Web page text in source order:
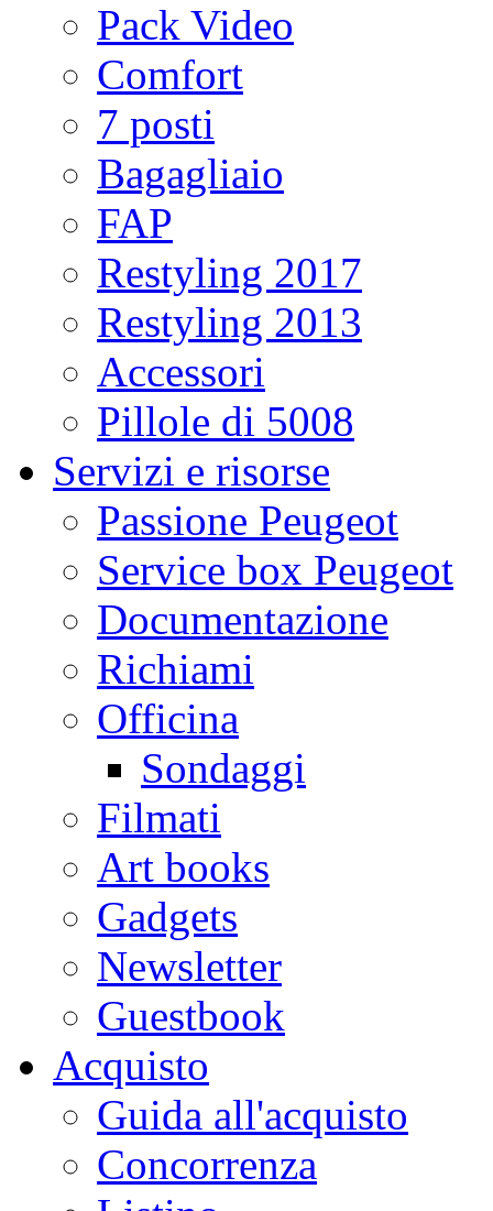
Pack Video
Comfort
7 posti
Bagagliaio
FAP
Restyling 2017
Restyling 2013
Accessori
Pillole di 5008
Servizi e risorse
Passione Peugeot
Service box Peugeot
Documentazione
Richiami
Officina
Sondaggi
Filmati
Art books
Gadgets
Newsletter
Guestbook
Acquisto
Guida all'acquisto
Concorrenza